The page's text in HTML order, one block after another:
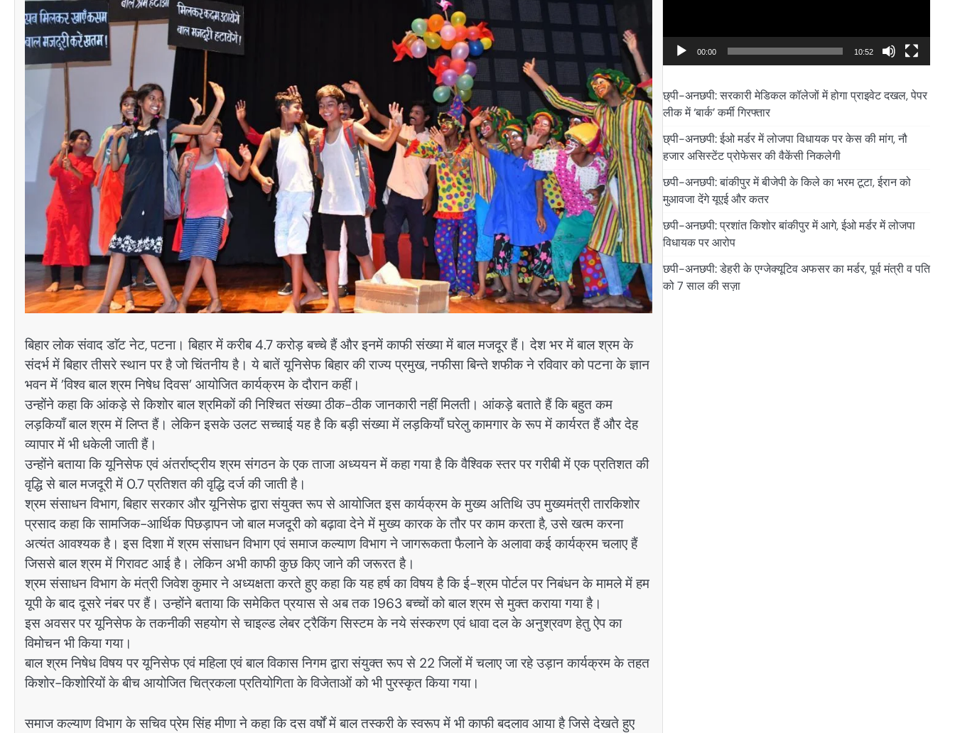
बिहार लोक संवाद डाॅट नेट, पटना। बिहार में करीब 4.7 करोड़ बच्चे हैं और इनमें काफी संख्या में बाल मजदूर हैं। देश भर में बाल श्रम के
संदर्भ में बिहार तीसरे स्थान पर है जो चिंतनीय है। ये बातें यूनिसेफ बिहार की राज्य प्रमुख, नफीसा बिन्ते शफीक ने रविवार को पटना के ज्ञान
भवन में ’विश्व बाल श्रम निषेध दिवस’ आयोजित कार्यक्रम के दौरान कहीं।
उन्होंने कहा कि आंकड़े से किशोर बाल श्रमिकों की निश्चित संख्या ठीक-ठीक जानकारी नहीं मिलती। आंकड़े बताते हैं कि बहुत कम
लड़कियाँ बाल श्रम में लिप्त हैं। लेकिन इसके उलट सच्चाई यह है कि बड़ी संख्या में लड़कियाँ घरेलु कामगार के रूप में कार्यरत हैं और देह
व्यापार में भी धकेली जाती हैं।
उन्होंने बताया कि यूनिसेफ एवं अंतर्राष्ट्रीय श्रम संगठन के एक ताजा अध्ययन में कहा गया है कि वैश्विक स्तर पर गरीबी में एक प्रतिशत की
वृद्धि से बाल मजदूरी में 0.7 प्रतिशत की वृद्धि दर्ज की जाती है।
श्रम संसाधन विभाग, बिहार सरकार और यूनिसेफ द्वारा संयुक्त रूप से आयोजित इस कार्यक्रम के मुख्य अतिथि उप मुख्यमंत्री तारकिशोर
प्रसाद कहा कि सामजिक-आर्थिक पिछड़ापन जो बाल मजदूरी को बढ़ावा देने में मुख्य कारक के तौर पर काम करता है, उसे खत्म करना
अत्यंत आवश्यक है। इस दिशा में श्रम संसाधन विभाग एवं समाज कल्याण विभाग ने जागरूकता फैलाने के अलावा कई कार्यक्रम चलाए हैं
जिससे बाल श्रम में गिरावट आई है। लेकिन अभी काफी कुछ किए जाने की जरूरत है।
श्रम संसाधन विभाग के मंत्री जिवेश कुमार ने अध्यक्षता करते हुए कहा कि यह हर्ष का विषय है कि ई-श्रम पोर्टल पर निबंधन के मामले में हम
यूपी के बाद दूसरे नंबर पर हैं। उन्होंने बताया कि समेकित प्रयास से अब तक 1963 बच्चों को बाल श्रम से मुक्त कराया गया है।
इस अवसर पर यूनिसेफ के तकनीकी सहयोग से चाइल्ड लेबर ट्रैकिंग सिस्टम के नये संस्करण एवं धावा दल के अनुश्रवण हेतु ऐप का
विमोचन भी किया गया।
बाल श्रम निषेध विषय पर यूनिसेफ एवं महिला एवं बाल विकास निगम द्वारा संयुक्त रूप से 22 जिलों में चलाए जा रहे उड़ान कार्यक्रम के तहत
किशोर-किशोरियों के बीच आयोजित चित्रकला प्रतियोगिता के विजेताओं को भी पुरस्कृत किया गया।
समाज कल्याण विभाग के सचिव प्रेम सिंह मीणा ने कहा कि दस वर्षों में बाल तस्करी के स्वरूप में भी काफी बदलाव आया है जिसे देखते हुए
00:00 10:52
छ्पी-अनछपी: सरकारी मेडिकल कॉलेजों में होगा प्राइवेट दखल, पेपर
लीक में ‘बार्क’ कर्मी गिरफ्तार
छ्पी-अनछपी: ईओ मर्डर में लोजपा विधायक पर केस की मांग, नौ
हजार असिस्टेंट प्रोफेसर की वैकेंसी निकलेगी
छपी-अनछपी: बांकीपुर में बीजेपी के किले का भरम टूटा, ईरान को
मुआवजा देंगे यूएई और कतर
छपी-अनछपी: प्रशांत किशोर बांकीपुर में आगे, ईओ मर्डर में लोजपा
विधायक पर आरोप
छपी-अनछपी: डेहरी के एग्जेक्यूटिव अफसर का मर्डर, पूर्व मंत्री व पति
को 7 साल की सज़ा